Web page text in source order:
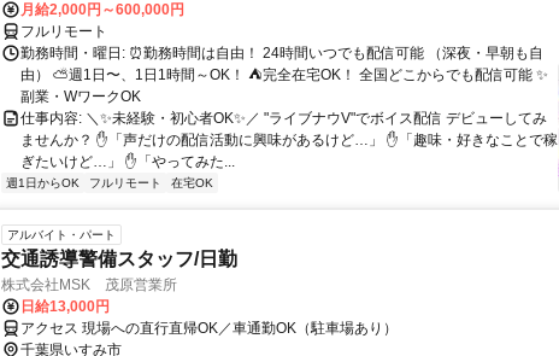
月給2,000円～600,000円
フルリモート
勤務時間・曜日: ⏰勤務時間は自由！ 24時間いつでも配信可能 （深夜・早朝も自
由） ⛅週1日〜、1日1時間～OK！ ⛺完全在宅OK！ 全国どこからでも配信可能 ✨
副業・WワークOK
仕事内容: ＼✨未経験・初心者OK✨／ "ライブナウV"でボイス配信 デビューしてみ
ませんか？ ✋「声だけの配信活動に興味があるけど…」 ✋「趣味・好きなことで稼
ぎたいけど…」 ✋「やってみた...
週1日からOK フルリモート 在宅OK
アルバイト・パート
交通誘導警備スタッフ/日勤
株式会社MSK 茂原営業所
日給13,000円
アクセス 現場への直行直帰OK／車通勤OK（駐車場あり）
千葉県いすみ市